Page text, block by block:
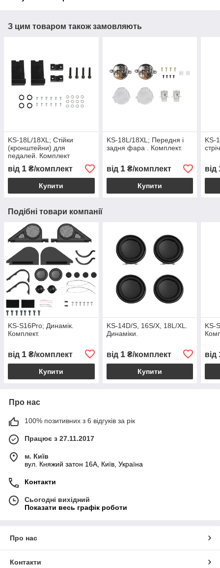
З цим товаром також замовляють
KS-18L/18XL; Стійки
(кронштейни) для
педалей. Комплект
від 1 ₴/комплект
Купити
KS-18L/18XL; Передня і
задня фара . Комплект.
від 1₴/комплект
Купити
KS-
від
Подібні товари компанії
KS-S16Pro; Динамік.
Комплект.
від 1 ₴/комплект
Купити
KS-14D/S, 16S/X, 18L/XL.
Динаміки.
від 1₴/комплект
Купити
KS-
від
Про нас
100% позитивних з 6 відгуків за рік
Працює з 27.11.2017
м. Київ
вул. Княжий затон 16А, Київ, Україна
Контакти
Сьогодні вихідний
Показати весь графік роботи
Про нас
Контакти